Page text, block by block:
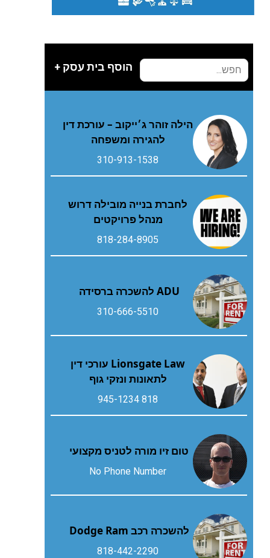
הוסף בית עסק +
הילה זוהר ג׳ייקוב – עורכת דין
להגירה ומשפחה
310-913-1538
לחברת בנייה מובילה דרוש
מנהל פרויקטים
818-284-8905
ADU להשכרה ברסידה
310-666-5510
Lionsgate Law עורכי דין
לתאונות ונזקי גוף
818 945-1234
טום זיו מורה לטניס מקצועי
No Phone Number
להשכרה רכב Dodge Ram
818-442-2290